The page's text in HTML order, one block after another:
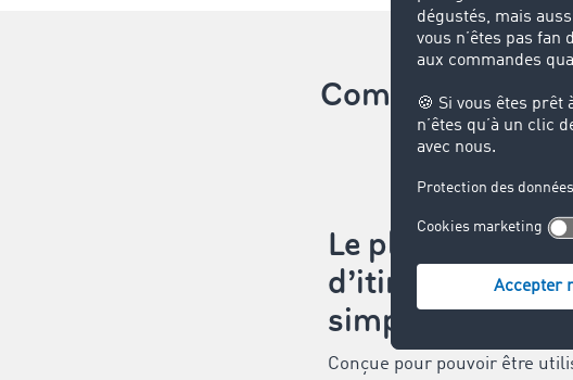
Comment
Le planificateur
d’itinéraire est
simple
Conçue pour pouvoir être